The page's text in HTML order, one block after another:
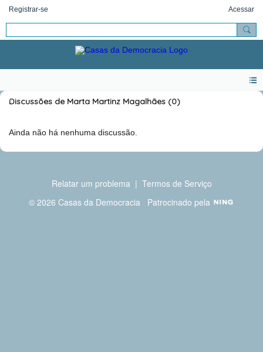
Registrar-se Acessar
Discussões de Marta Martinz Magalhães (0)
Ainda não há nenhuma discussão.
Relatar um problema| Termos de Serviço
© 2026 Casas da Democracia Patrocinado pela